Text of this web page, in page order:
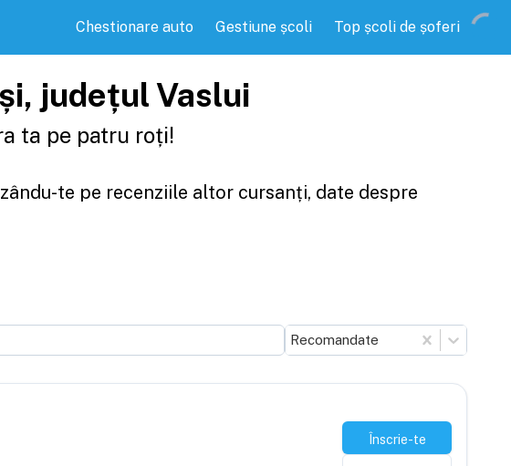
Chestionare auto Gestiune școli Top școli de șoferi
județul Vaslui
ta pe patru roți!
te pe recenziile altor cursanți, date despre
Recomandate
Înscrie-te